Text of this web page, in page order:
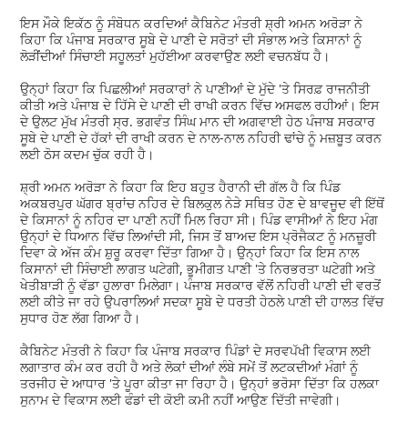
ਇਸ ਮੌਕੇ ਇਕੱਠ ਨੂੰ ਸੰਬੋਧਨ ਕਰਦਿਆਂ ਕੈਬਿਨੇਟ ਮੰਤਰੀ ਸ਼੍ਰੀ ਅਮਨ ਅਰੋੜਾ ਨੇ
ਕਿਹਾ ਕਿ ਪੰਜਾਬ ਸਰਕਾਰ ਸੂਬੇ ਦੇ ਪਾਣੀ ਦੇ ਸਰੋਤਾਂ ਦੀ ਸੰਭਾਲ ਅਤੇ ਕਿਸਾਨਾਂ ਨੂੰ
ਲੋੜੀਂਦੀਆਂ ਸਿੰਚਾਈ ਸਹੂਲਤਾਂ ਮੁਹੱਈਆ ਕਰਵਾਉਣ ਲਈ ਵਚਨਬੱਧ ਹੈ।
ਉਨ੍ਹਾਂ ਕਿਹਾ ਕਿ ਪਿਛਲੀਆਂ ਸਰਕਾਰਾਂ ਨੇ ਪਾਣੀਆਂ ਦੇ ਮੁੱਦੇ 'ਤੇ ਸਿਰਫ਼ ਰਾਜਨੀਤੀ
ਕੀਤੀ ਅਤੇ ਪੰਜਾਬ ਦੇ ਹਿੱਸੇ ਦੇ ਪਾਣੀ ਦੀ ਰਾਖੀ ਕਰਨ ਵਿੱਚ ਅਸਫਲ ਰਹੀਆਂ। ਇਸ
ਦੇ ਉਲਟ ਮੁੱਖ ਮੰਤਰੀ ਸ੍ਰ. ਭਗਵੰਤ ਸਿੰਘ ਮਾਨ ਦੀ ਅਗਵਾਈ ਹੇਠ ਪੰਜਾਬ ਸਰਕਾਰ
ਸੂਬੇ ਦੇ ਪਾਣੀ ਦੇ ਹੱਕਾਂ ਦੀ ਰਾਖੀ ਕਰਨ ਦੇ ਨਾਲ-ਨਾਲ ਨਹਿਰੀ ਢਾਂਚੇ ਨੂੰ ਮਜ਼ਬੂਤ ਕਰਨ
ਲਈ ਠੋਸ ਕਦਮ ਚੁੱਕ ਰਹੀ ਹੈ।
ਸ਼੍ਰੀ ਅਮਨ ਅਰੋੜਾ ਨੇ ਕਿਹਾ ਕਿ ਇਹ ਬਹੁਤ ਹੈਰਾਨੀ ਦੀ ਗੱਲ ਹੈ ਕਿ ਪਿੰਡ
ਅਕਬਰਪੁਰ ਘੱਗਰ ਬ੍ਰਾਂਚ ਨਹਿਰ ਦੇ ਬਿਲਕੁਲ ਨੇੜੇ ਸਥਿਤ ਹੋਣ ਦੇ ਬਾਵਜੂਦ ਵੀ ਇੱਥੋਂ
ਦੇ ਕਿਸਾਨਾਂ ਨੂੰ ਨਹਿਰ ਦਾ ਪਾਣੀ ਨਹੀਂ ਮਿਲ ਰਿਹਾ ਸੀ। ਪਿੰਡ ਵਾਸੀਆਂ ਨੇ ਇਹ ਮੰਗ
ਉਨ੍ਹਾਂ ਦੇ ਧਿਆਨ ਵਿੱਚ ਲਿਆਂਦੀ ਸੀ, ਜਿਸ ਤੋਂ ਬਾਅਦ ਇਸ ਪ੍ਰੋਜੈਕਟ ਨੂੰ ਮਨਜ਼ੂਰੀ
ਦਿਵਾ ਕੇ ਅੱਜ ਕੰਮ ਸ਼ੁਰੂ ਕਰਵਾ ਦਿੱਤਾ ਗਿਆ ਹੈ। ਉਨ੍ਹਾਂ ਕਿਹਾ ਕਿ ਇਸ ਨਾਲ
ਕਿਸਾਨਾਂ ਦੀ ਸਿੰਚਾਈ ਲਾਗਤ ਘਟੇਗੀ, ਭੂਮੀਗਤ ਪਾਣੀ 'ਤੇ ਨਿਰਭਰਤਾ ਘਟੇਗੀ ਅਤੇ
ਖੇਤੀਬਾੜੀ ਨੂੰ ਵੱਡਾ ਹੁਲਾਰਾ ਮਿਲੇਗਾ। ਪੰਜਾਬ ਸਰਕਾਰ ਵੱਲੋਂ ਨਹਿਰੀ ਪਾਣੀ ਦੀ ਵਰਤੋਂ
ਲਈ ਕੀਤੇ ਜਾ ਰਹੇ ਉਪਰਾਲਿਆਂ ਸਦਕਾ ਸੂਬੇ ਦੇ ਧਰਤੀ ਹੇਠਲੇ ਪਾਣੀ ਦੀ ਹਾਲਤ ਵਿੱਚ
ਸੁਧਾਰ ਹੋਣ ਲੱਗ ਗਿਆ ਹੈ।
ਕੈਬਿਨੇਟ ਮੰਤਰੀ ਨੇ ਕਿਹਾ ਕਿ ਪੰਜਾਬ ਸਰਕਾਰ ਪਿੰਡਾਂ ਦੇ ਸਰਵਪੱਖੀ ਵਿਕਾਸ ਲਈ
ਲਗਾਤਾਰ ਕੰਮ ਕਰ ਰਹੀ ਹੈ ਅਤੇ ਲੋਕਾਂ ਦੀਆਂ ਲੰਬੇ ਸਮੇਂ ਤੋਂ ਲਟਕਦੀਆਂ ਮੰਗਾਂ ਨੂੰ
ਤਰਜੀਹ ਦੇ ਆਧਾਰ 'ਤੇ ਪੂਰਾ ਕੀਤਾ ਜਾ ਰਿਹਾ ਹੈ। ਉਨ੍ਹਾਂ ਭਰੋਸਾ ਦਿੱਤਾ ਕਿ ਹਲਕਾ
ਸੁਨਾਮ ਦੇ ਵਿਕਾਸ ਲਈ ਫੰਡਾਂ ਦੀ ਕੋਈ ਕਮੀ ਨਹੀਂ ਆਉਣ ਦਿੱਤੀ ਜਾਵੇਗੀ।